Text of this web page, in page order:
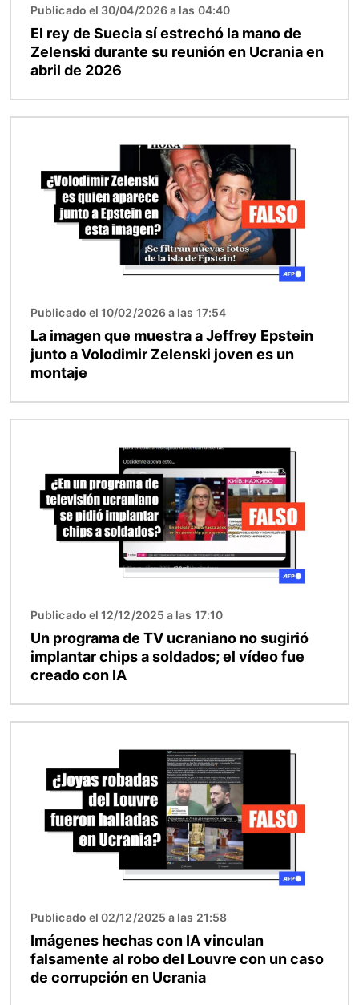
Publicado el 30/04/2026 a las 04:40
El rey de Suecia sí estrechó la mano de
Zelenski durante su reunión en Ucrania en
abril de 2026
Publicado el 10/02/2026 a las 17:54
La imagen que muestra a Jeffrey Epstein
junto a Volodimir Zelenski joven es un
montaje
Publicado el 12/12/2025 a las 17:10
Un programa de TV ucraniano no sugirió
implantar chips a soldados; el vídeo fue
creado con IA
Publicado el 02/12/2025 a las 21:58
Imágenes hechas con IA vinculan
falsamente al robo del Louvre con un caso
de corrupción en Ucrania